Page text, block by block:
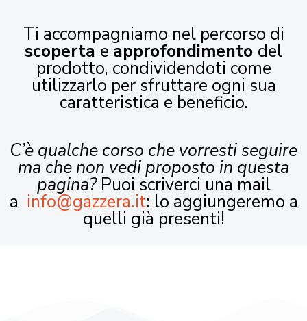
Ti accompagniamo nel percorso di
scoperta e approfondimento del
prodotto, condividendoti come
utilizzarlo per sfruttare ogni sua
caratteristica e beneficio.
C’è qualche corso che vorresti seguire
ma che non vedi proposto in questa
pagina?Puoi scriverci una mail
a info@gazzera.it: lo aggiungeremo a
quelli già presenti!